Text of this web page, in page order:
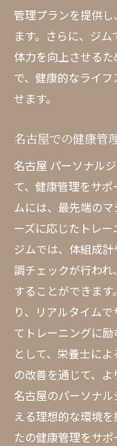
最新技術
名古屋 パー
入れる秘訣
トレーニ
日常生活
パーソナ
管理
理想の健
パーソナルジ
功体験
名古屋で
パーソナ
成功体験
利用者が
名古屋 ジ
健康管理
管理プランを提供
ます。さらに、ジ
体力を向上させる
で、健康的なライ
せます。
名古屋での健康管
名古屋 パーソナル
て、健康管理をサ
ムには、最先端の
ーズに応じたトレ
ジムでは、体組成
調チェックが行わ
することができま
り、リアルタイム
てトレーニングに
として、栄養士に
の改善を通じて、よ
名古屋のパーソナ
える理想的な環境
たの健康管理をサポ